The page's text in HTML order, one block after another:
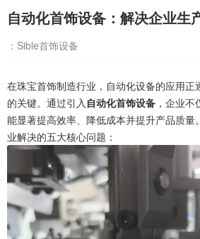
自动化首饰设备：解决企业生
：Sible首饰设备
在珠宝首饰制造行业，自动化设备的应用正
的关键。通过引入 自动化首饰设备 ，企业
能显著提高效率、降低成本并提升产品质量
业解决的五大核心问题：